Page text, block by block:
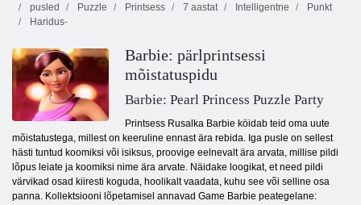
pusled
Puzzle Printsess 7 aastat Intelligentne
Punkt
Haridus-
Barbie: pärlprintsessi
mõistatuspidu
Barbie: Pearl Princess Puzzle Party
Printsess Rusalka Barbie köidab teid oma uute
mõistatustega, millest on keeruline ennast ära rebida. Iga pusle on sellest
hästi tuntud koomiksi või isiksus, proovige eelnevalt ära arvata, millise pildi
lõpus leiate ja koomiksi nime ära arvate. Näidake loogikat, et need pildi
värvikad osad kiiresti koguda, hoolikalt vaadata, kuhu see või selline osa
panna. Kollektsiooni lõpetamisel annavad Game Barbie peategelane: